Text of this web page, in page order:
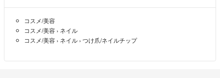
コスメ/美容
コスメ/美容 › ネイル
コスメ/美容 › ネイル › つけ爪/ネイルチップ